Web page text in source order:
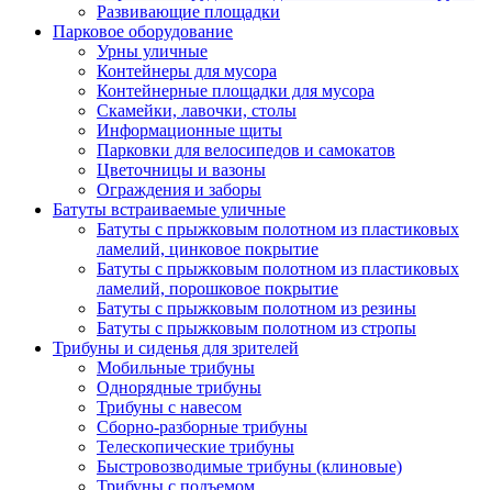
Развивающие площадки
Парковое оборудование
Урны уличные
Контейнеры для мусора
Контейнерные площадки для мусора
Скамейки, лавочки, столы
Информационные щиты
Парковки для велосипедов и самокатов
Цветочницы и вазоны
Ограждения и заборы
Батуты встраиваемые уличные
Батуты с прыжковым полотном из пластиковых
ламелий, цинковое покрытие
Батуты с прыжковым полотном из пластиковых
ламелий, порошковое покрытие
Батуты с прыжковым полотном из резины
Батуты с прыжковым полотном из стропы
Трибуны и сиденья для зрителей
Мобильные трибуны
Однорядные трибуны
Трибуны с навесом
Сборно-разборные трибуны
Телескопические трибуны
Быстровозводимые трибуны (клиновые)
Трибуны с подъемом